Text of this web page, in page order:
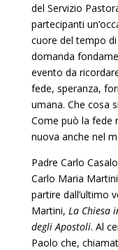
del Servizio
partecipanti
cuore del tempo
domanda
evento da
fede, speranza,
umana. Che cosa
Come può la fede
nuova anche nel
Padre Carlo
Carlo Maria
partire dall’ultimo
Martini, La Chiesa
degli Apostoli. Al
Paolo che,